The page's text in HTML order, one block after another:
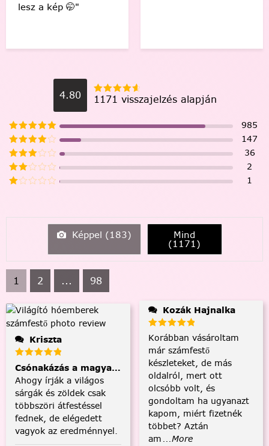
lesz a kép 🤭"
4.80 1171 visszajelzés alapján
985
147
36
2
1
Képpel (183) Mind
(1171)
1 2 ... 98
Kriszta
Csónakázás a magyar tengeren
Ahogy írják a világos
sárgák és zöldek csak
többszöri átfestéssel
fednek, de elégedett
vagyok az eredménnyel.
Kozák Hajnalka
Korábban vásároltam
már számfestő
készleteket, de más
oldalról, mert ott
olcsóbb volt, és
gondoltam ha ugyanazt
kapom, miért fizetnék
többet? Aztán
am ...More